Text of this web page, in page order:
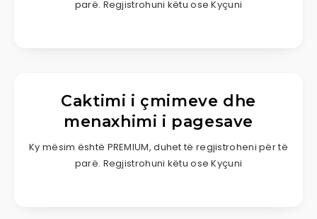
parë. Regjistrohuni këtu ose Kyçuni
Caktimi i çmimeve dhe
menaxhimi i pagesave
Ky mësim është PREMIUM, duhet të regjistroheni për të
parë. Regjistrohuni këtu ose Kyçuni